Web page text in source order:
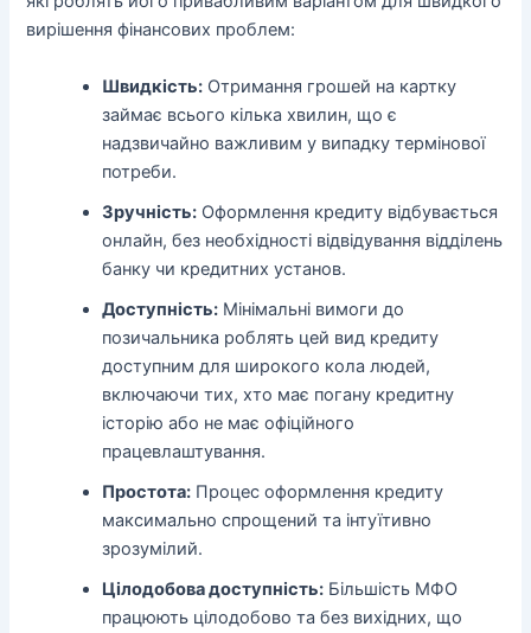
вирішення фінансових проблем:
Швидкість: Отримання грошей на картку
займає всього кілька хвилин, що є
надзвичайно важливим у випадку термінової
потреби.
Зручність: Оформлення кредиту відбувається
онлайн, без необхідності відвідування відділень
банку чи кредитних установ.
Доступність: Мінімальні вимоги до
позичальника роблять цей вид кредиту
доступним для широкого кола людей,
включаючи тих, хто має погану кредитну
історію або не має офіційного
працевлаштування.
Простота: Процес оформлення кредиту
максимально спрощений та інтуїтивно
зрозумілий.
Цілодобова доступність: Більшість МФО
працюють цілодобово та без вихідних, що